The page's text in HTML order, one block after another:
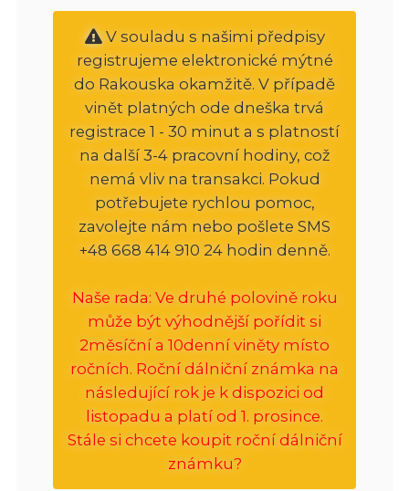
V souladu s našimi předpisy
registrujeme elektronické mýtné
do Rakouska okamžitě. V případě
vinět platných ode dneška trvá
registrace 1 - 30 minut a s platností
na další 3-4 pracovní hodiny, což
nemá vliv na transakci. Pokud
potřebujete rychlou pomoc,
zavolejte nám nebo pošlete SMS
+48 668 414 910 24 hodin denně.
Naše rada: Ve druhé polovině roku
může být výhodnější pořídit si
2měsíční a 10denní viněty místo
ročních. Roční dálniční známka na
následující rok je k dispozici od
listopadu a platí od 1. prosince.
Stále si chcete koupit roční dálniční
známku?